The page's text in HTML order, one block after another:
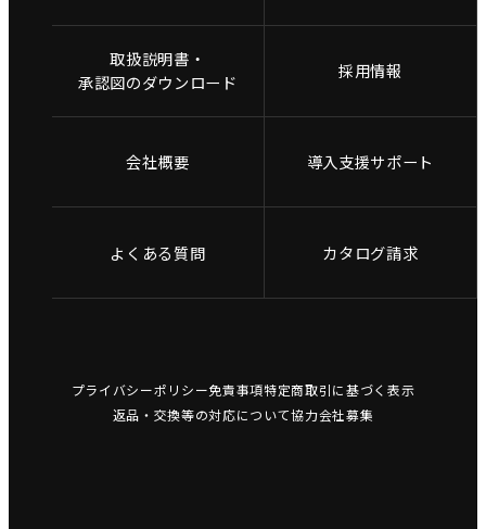
取扱説明書・
承認図のダウンロード
採用情報
会社概要 導入支援サポート
よくある質問 カタログ請求
プライバシーポリシー免責事項特定商取引に基づく表示
返品・交換等の対応について協力会社募集